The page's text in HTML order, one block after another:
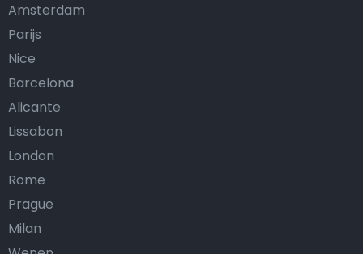
Amsterdam
Parijs
Nice
Barcelona
Alicante
Lissabon
London
Rome
Prague
Milan